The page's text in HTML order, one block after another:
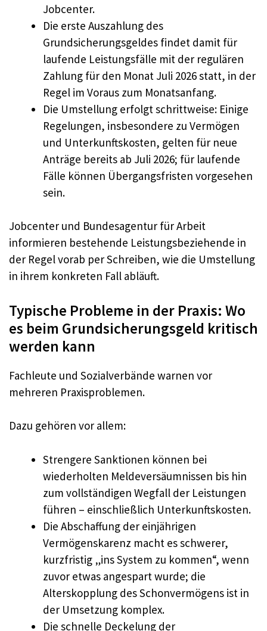
Jobcenter.
Die erste Auszahlung des
Grundsicherungsgeldes findet damit für
laufende Leistungsfälle mit der regulären
Zahlung für den Monat Juli 2026 statt, in der
Regel im Voraus zum Monatsanfang.
Die Umstellung erfolgt schrittweise: Einige
Regelungen, insbesondere zu Vermögen
und Unterkunftskosten, gelten für neue
Anträge bereits ab Juli 2026; für laufende
Fälle können Übergangsfristen vorgesehen
sein.
Jobcenter und Bundesagentur für Arbeit
informieren bestehende Leistungsbeziehende in
der Regel vorab per Schreiben, wie die Umstellung
in ihrem konkreten Fall abläuft.
Typische Probleme in der Praxis: Wo
es beim Grundsicherungsgeld kritisch
werden kann
Fachleute und Sozialverbände warnen vor
mehreren Praxisproblemen.
Dazu gehören vor allem:
Strengere Sanktionen können bei
wiederholten Meldeversäumnissen bis hin
zum vollständigen Wegfall der Leistungen
führen – einschließlich Unterkunftskosten.
Die Abschaffung der einjährigen
Vermögenskarenz macht es schwerer,
kurzfristig „ins System zu kommen“, wenn
zuvor etwas angespart wurde; die
Alterskopplung des Schonvermögens ist in
der Umsetzung komplex.
Die schnelle Deckelung der